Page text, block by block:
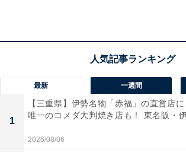
Q2：スマホの充電もできる？
充実したスマホ充電機能が搭載されてい
最新 一週間
1
【三重県】伊勢名物「赤福」の直営店に
唯一のコメダ大判焼き店も！ 東名阪・伊
2026/08/06